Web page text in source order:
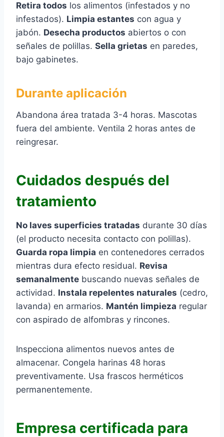
Retira todos los alimentos (infestados y no
infestados). Limpia estantes con agua y
jabón. Desecha productos abiertos o con
señales de polillas. Sella grietas en paredes,
bajo gabinetes.
Durante aplicación
Abandona área tratada 3-4 horas. Mascotas
fuera del ambiente. Ventila 2 horas antes de
reingresar.
Cuidados después del
tratamiento
No laves superficies tratadas durante 30 días
(el producto necesita contacto con polillas).
Guarda ropa limpia en contenedores cerrados
mientras dura efecto residual. Revisa
semanalmente buscando nuevas señales de
actividad. Instala repelentes naturales (cedro,
lavanda) en armarios. Mantén limpieza regular
con aspirado de alfombras y rincones.
Inspecciona alimentos nuevos antes de
almacenar. Congela harinas 48 horas
preventivamente. Usa frascos herméticos
permanentemente.
Empresa certificada para